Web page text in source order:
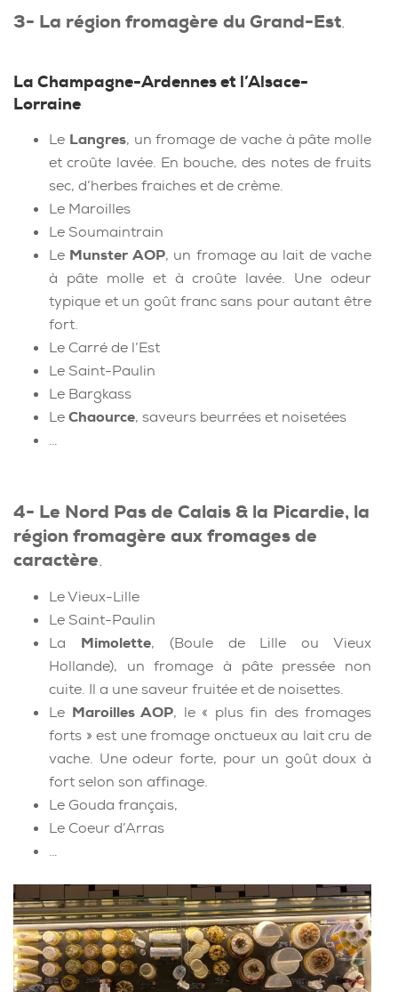
3- La région fromagère du Grand-Est.
La Champagne-Ardennes et l’Alsace-
Lorraine
Le Langres, un fromage de vache à pâte molle
et croûte lavée. En bouche, des notes de fruits
sec, d’herbes fraiches et de crème.
Le Maroilles
Le Soumaintrain
Le Munster AOP, un fromage au lait de vache
à pâte molle et à croûte lavée. Une odeur
typique et un goût franc sans pour autant être
fort.
Le Carré de l’Est
Le Saint-Paulin
Le Bargkass
LeChaource, saveurs beurrées et noisetées
…
4- Le Nord Pas de Calais & la Picardie, la
région fromagère aux fromages de
caractère.
Le Vieux-Lille
Le Saint-Paulin
La Mimolette, (Boule de Lille ou Vieux
Hollande), un fromage à pâte pressée non
cuite. Il a une saveur fruitée et de noisettes.
Le Maroilles AOP, le « plus fin des fromages
forts » est une fromage onctueux au lait cru de
vache. Une odeur forte, pour un goût doux à
fort selon son affinage.
Le Gouda français,
Le Coeur d’Arras
…